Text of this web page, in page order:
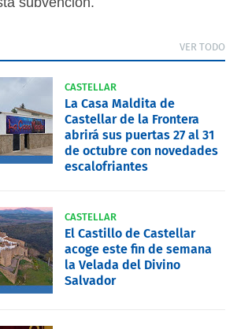
VER TODO
CASTELLAR
La Casa Maldita de
Castellar de la Frontera
abrirá sus puertas 27 al 31
de octubre con novedades
escalofriantes
CASTELLAR
El Castillo de Castellar
acoge este fin de semana
la Velada del Divino
Salvador